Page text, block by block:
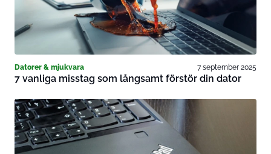
Datorer & mjukvara 7 september 2025
7 vanliga misstag som långsamt förstör din dator